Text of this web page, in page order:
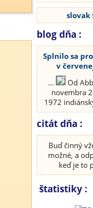
slovak
blog dňa :
Splnilo sa
v
...
Od
novembra
1972
citát dňa :
Buď činný
možné, a
keď je to
štatistiky :